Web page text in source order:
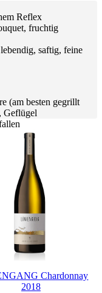
Reflex
fruchtig
saftig, feine
(am besten gegrillt
Geflügel
Chardonnay
2018